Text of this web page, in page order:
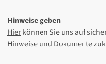
Hinweise geben
Hierkönnen Sie uns auf
Hinweise und Dokumente